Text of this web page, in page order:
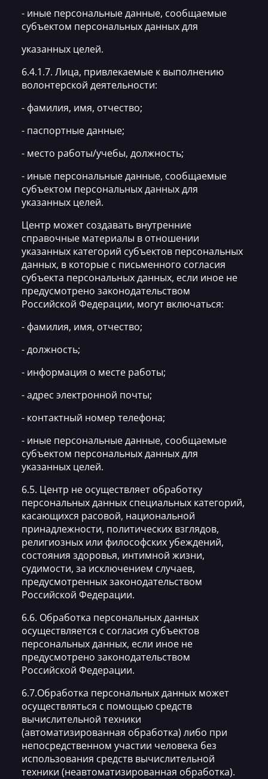
- иные персональные данные, сообщаемые
субъектом персональных данных для
указанных целей.
6.4.1.7. Лица, привлекаемые к выполнению
волонтерской деятельности:
- фамилия, имя, отчество;
- паспортные данные;
- место работы/учебы, должность;
- иные персональные данные, сообщаемые
субъектом персональных данных для
указанных целей.
Центр может создавать внутренние
справочные материалы в отношении
указанных категорий субъектов персональных
данных, в которые с письменного согласия
субъекта персональных данных, если иное не
предусмотрено законодательством
Российской Федерации, могут включаться:
- фамилия, имя, отчество;
- должность;
- информация о месте работы;
- адрес электронной почты;
- контактный номер телефона;
- иные персональные данные, сообщаемые
субъектом персональных данных для
указанных целей.
6.5. Центр не осуществляет обработку
персональных данных специальных категорий,
касающихся расовой, национальной
принадлежности, политических взглядов,
религиозных или философских убеждений,
состояния здоровья, интимной жизни,
судимости, за исключением случаев,
предусмотренных законодательством
Российской Федерации.
6.6. Обработка персональных данных
осуществляется с согласия субъектов
персональных данных, если иное не
предусмотрено законодательством
Российской Федерации.
6.7.Обработка персональных данных может
осуществляться с помощью средств
вычислительной техники
(автоматизированная обработка) либо при
непосредственном участии человека без
использования средств вычислительной
техники (неавтоматизированная обработка).